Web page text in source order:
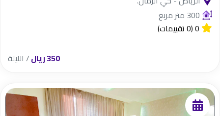
300 متر مربع
0(0 تقييمات)
350 ريال / الليلة